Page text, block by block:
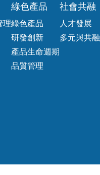
理
綠色產品
綠色產品
研發創新
產品生命週期
品質管理
社會共融
人才發展
多元與共融